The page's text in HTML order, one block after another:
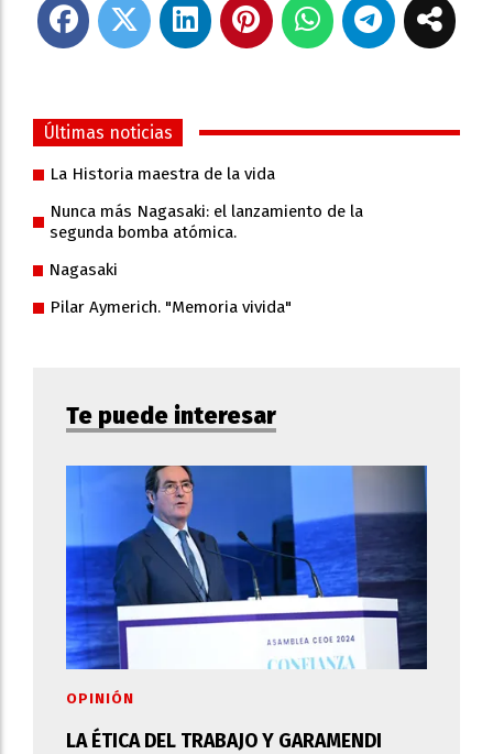
Últimas noticias
La Historia maestra de la vida
Nunca más Nagasaki: el lanzamiento de la
segunda bomba atómica.
Nagasaki
Pilar Aymerich. "Memoria vivida"
Te puede interesar
LA ÉTICA DEL TRABAJO Y GARAMENDI
OPINIÓN